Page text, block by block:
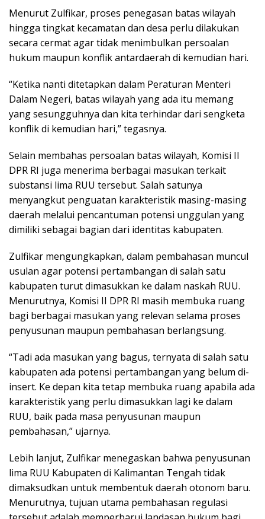
Menurut Zulfikar, proses penegasan batas wilayah
hingga tingkat kecamatan dan desa perlu dilakukan
secara cermat agar tidak menimbulkan persoalan
hukum maupun konflik antardaerah di kemudian hari.
“Ketika nanti ditetapkan dalam Peraturan Menteri
Dalam Negeri, batas wilayah yang ada itu memang
yang sesungguhnya dan kita terhindar dari sengketa
konflik di kemudian hari,” tegasnya.
Selain membahas persoalan batas wilayah, Komisi II
DPR RI juga menerima berbagai masukan terkait
substansi lima RUU tersebut. Salah satunya
menyangkut penguatan karakteristik masing-masing
daerah melalui pencantuman potensi unggulan yang
dimiliki sebagai bagian dari identitas kabupaten.
Zulfikar mengungkapkan, dalam pembahasan muncul
usulan agar potensi pertambangan di salah satu
kabupaten turut dimasukkan ke dalam naskah RUU.
Menurutnya, Komisi II DPR RI masih membuka ruang
bagi berbagai masukan yang relevan selama proses
penyusunan maupun pembahasan berlangsung.
“Tadi ada masukan yang bagus, ternyata di salah satu
kabupaten ada potensi pertambangan yang belum di-
insert. Ke depan kita tetap membuka ruang apabila ada
karakteristik yang perlu dimasukkan lagi ke dalam
RUU, baik pada masa penyusunan maupun
pembahasan,” ujarnya.
Lebih lanjut, Zulfikar menegaskan bahwa penyusunan
lima RUU Kabupaten di Kalimantan Tengah tidak
dimaksudkan untuk membentuk daerah otonom baru.
Menurutnya, tujuan utama pembahasan regulasi